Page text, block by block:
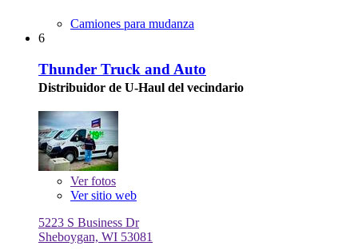
Camiones para mudanza
6
Thunder Truck and Auto
Distribuidor de U-Haul del vecindario
Verfotos
Ver sitio web
5223 S Business Dr
Sheboygan, WI 53081